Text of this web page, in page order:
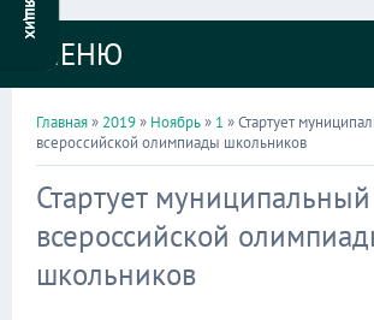
МЕНЮ
Главная» 2019» Ноябрь» 1 » Стартует
всероссийской олимпиады школьников
Стартует муниципальный
всероссийской
школьников